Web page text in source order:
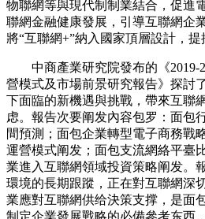
物聯網等與現代制制業結合，促進
聯網金融健康發展，引導互聯網企
將“互聯網+”納入國家頂層設計，提
中商產業研究院發布的《2019-
營模式及市場前景研究報告》探討
下面臨的新機遇與挑戰，帶來互聯
虑。報告次要阐发內容包罗：面包
間預測；面包企業轉型電子商務戰
運營模式阐发；面包支流網絡平臺
業進入互聯網領域投資策略阐发。
環境的長期跟蹤，正在對互聯網深
業應對互聯網供给決策支撑，是面
制定企業發展戰略的必備參考东西